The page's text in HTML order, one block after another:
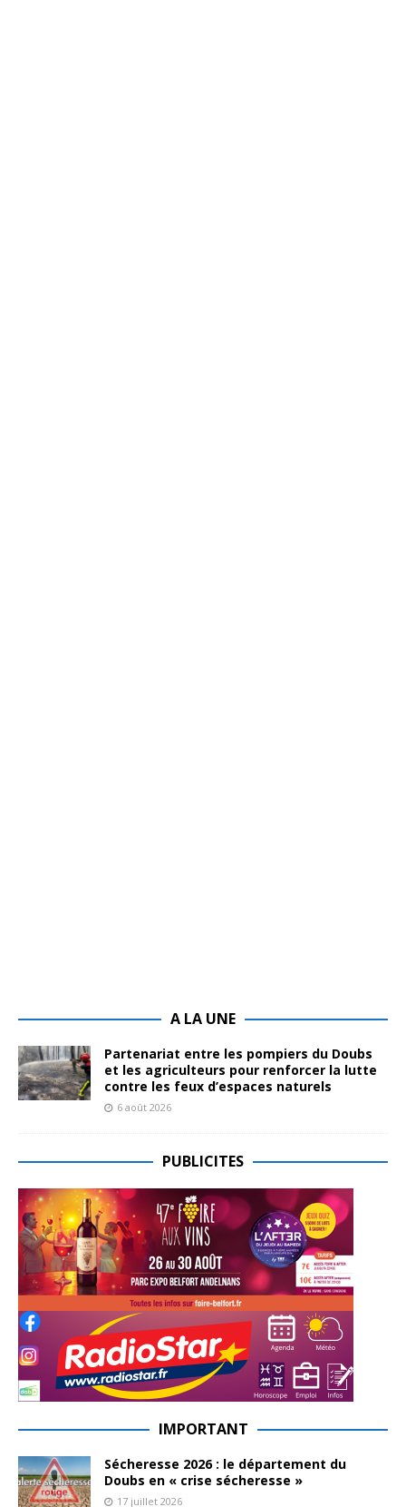
A LA UNE
Partenariat entre les pompiers du Doubs
et les agriculteurs pour renforcer la lutte
contre les feux d’espaces naturels
6 août 2026
PUBLICITES
IMPORTANT
Sécheresse 2026 : le département du
Doubs en « crise sécheresse »
17 juillet 2026